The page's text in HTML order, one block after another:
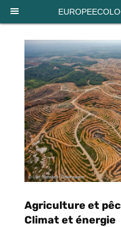
Agriculture et
Climat et énergie